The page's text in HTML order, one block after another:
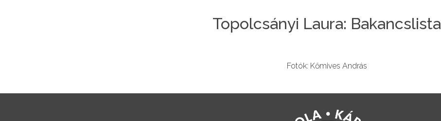
Topolcsányi Laura: Bakancslista
Fotók: Kőmives András